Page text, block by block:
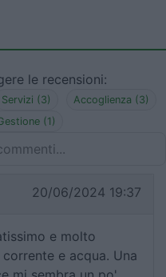
le recensioni:
Servizi (3)
Accoglienza (3)
(1)
20/06/2024 19:37
e molto
e acqua. Una